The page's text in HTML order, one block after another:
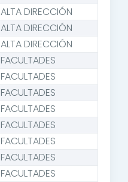
ALTA DIRECCIÓN
ALTA DIRECCIÓN
ALTA DIRECCIÓN
FACULTADES
FACULTADES
FACULTADES
FACULTADES
FACULTADES
FACULTADES
FACULTADES
FACULTADES